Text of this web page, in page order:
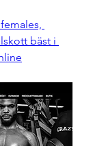
bäst i